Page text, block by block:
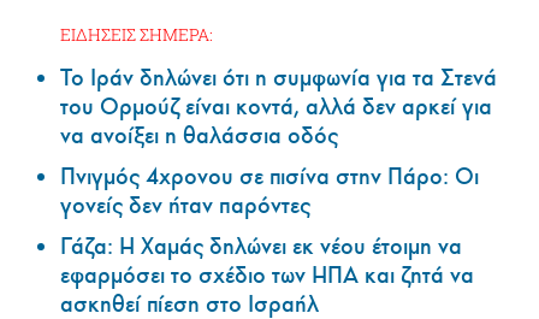
ΕΙΔΗΣΕΙΣ ΣΗΜΕΡΑ:
Το Ιράν δηλώνει ότι η συμφωνία για τα Στενά
του Ορμούζ είναι κοντά, αλλά δεν αρκεί για
να ανοίξει η θαλάσσια οδός
Πνιγμός 4χρονου σε πισίνα στην Πάρο: Οι
γονείς δεν ήταν παρόντες
Γάζα: Η Χαμάς δηλώνει εκ νέου έτοιμη να
εφαρμόσει το σχέδιο των ΗΠΑ και ζητά να
ασκηθεί πίεση στο Ισραήλ